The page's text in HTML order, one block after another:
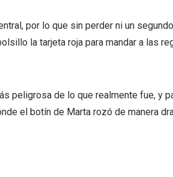
por lo que sin perder ni un
la tarjeta roja para mandar a las
peligrosa de lo que realmente fue, y
el botín de Marta rozó de manera